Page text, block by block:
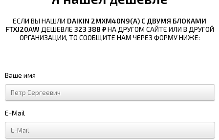
ЕСЛИ ВЫ НАШЛИ DAIKIN 2MXM40N9(A) С ДВУМЯ БЛОКАМИ
FTXJ20AW ДЕШЕВЛЕ 323 388 ₽НА ДРУГОМ САЙТЕ ИЛИ В ДРУГОЙ
ОРГАНИЗАЦИИ, ТО СООБЩИТЕ НАМ ЧЕРЕЗ ФОРМУ НИЖЕ:
Ваше имя
E-Mail